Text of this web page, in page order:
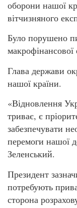
оборони нашої
вітчизняного
Було порушено
макрофінансової
Глава держави
нашої країни.
«Відновлення
триває, є
забезпечувати
перемоги нашої
Зеленський.
Президент
потребують
сторона